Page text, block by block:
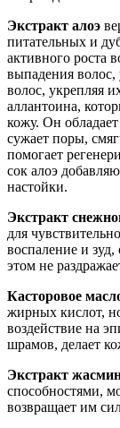
Экстракт алоэ
питательных и
активного роста
выпадения волос,
волос, укрепляя
аллантоина,
кожу. Он
сужает поры,
помогает
сок алоэ
настойки.
Экстракт
для
воспаление и
этом не
Касторовое
жирных кислот,
воздействие на
шрамов, делает
Экстракт
способностями,
возвращает им